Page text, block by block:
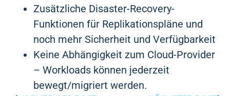
Zusätzliche Disaster-Recovery-
Funktionen für Replikationspläne und
noch mehr Sicherheit und Verfügbarkeit
Keine Abhängigkeit zum Cloud-Provider
– Workloads können jederzeit
bewegt/migriert werden.